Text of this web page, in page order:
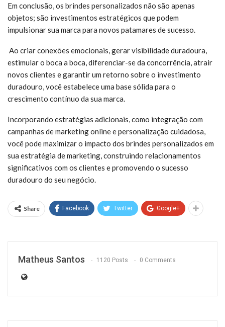
Em conclusão, os brindes personalizados não são apenas
objetos; são investimentos estratégicos que podem
impulsionar sua marca para novos patamares de sucesso.
Ao criar conexões emocionais, gerar visibilidade duradoura,
estimular o boca a boca, diferenciar-se da concorrência, atrair
novos clientes e garantir um retorno sobre o investimento
duradouro, você estabelece uma base sólida para o
crescimento contínuo da sua marca.
Incorporando estratégias adicionais, como integração com
campanhas de marketing online e personalização cuidadosa,
você pode maximizar o impacto dos brindes personalizados em
sua estratégia de marketing, construindo relacionamentos
significativos com os clientes e promovendo o sucesso
duradouro do seu negócio.
Share Facebook Twitter Google+
Matheus Santos 1120 Posts 0 Comments